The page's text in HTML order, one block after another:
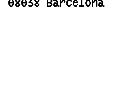
08038 Barcelona